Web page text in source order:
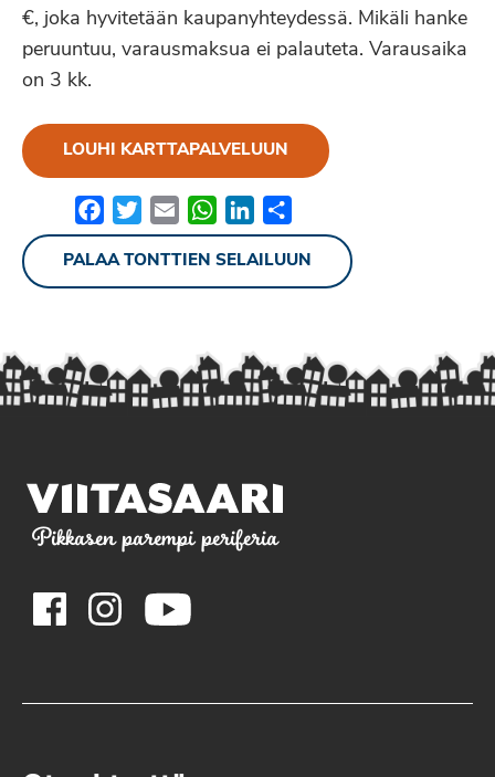
€, joka hyvitetään kaupanyhteydessä. Mikäli hanke
peruuntuu, varausmaksua ei palauteta. Varausaika
on 3 kk.
LOUHI KARTTAPALVELUUN
FacebookTwitterEmail WhatsApp
LinkedIn
PALAA TONTTIEN SELAILUUN
Pikkasen parempi periferia